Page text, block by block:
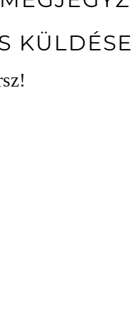
KÜLDÉSE